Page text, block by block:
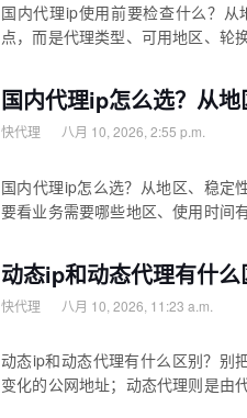
国内代理ip使用前要检查什么？
点，而是代理类型、可用地区、轮
国内代理ip怎么选？从
快代理 八月 10, 2026, 2:55 p.m.
国内代理ip怎么选？从地区、稳定
要看业务需要哪些地区、使用时间
动态ip和动态代理有什
快代理 八月 10, 2026, 11:23 a.m.
动态ip和动态代理有什么区别？别
变化的公网地址；动态代理则是由